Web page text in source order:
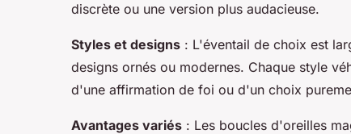
discrète ou une version plus audacieuse.
Styles et designs : L'éventail de choix est
designs ornés ou modernes. Chaque style
d'une affirmation de foi ou d'un choix
Avantages variés : Les boucles d'oreilles